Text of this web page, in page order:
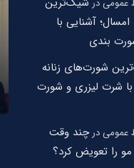
عمومیدر
آشنایی با
بندی
شورت‌های زنانه
با شرت لیزری و شورت
عمومیدرچند وقت
مو را تعویض کرد؟